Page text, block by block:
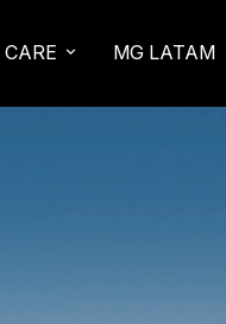
MG LATAM